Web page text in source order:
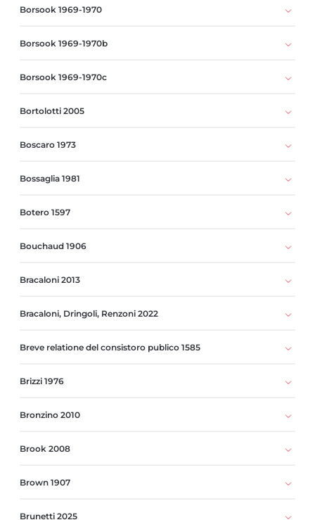
Borsook 1969-1970
Borsook 1969-1970b
Borsook 1969-1970c
Bortolotti 2005
Boscaro 1973
Bossaglia 1981
Botero 1597
Bouchaud 1906
Bracaloni 2013
Bracaloni, Dringoli, Renzoni 2022
Breve relatione del consistoro publico 1585
Brizzi 1976
Bronzino 2010
Brook 2008
Brown 1907
Brunetti 2025